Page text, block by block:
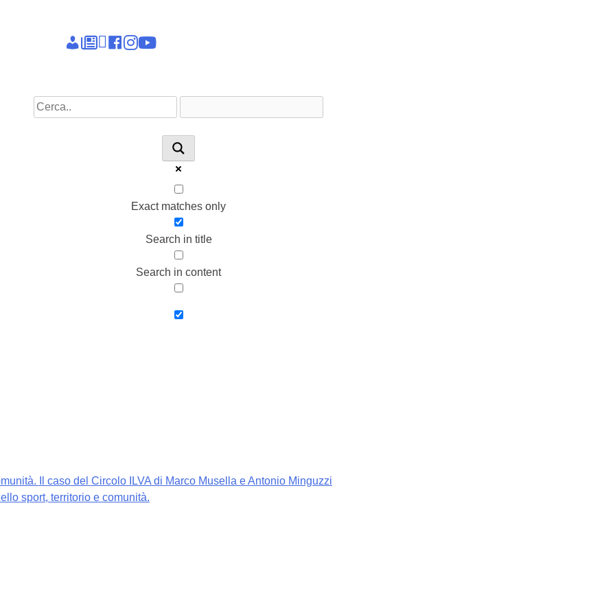
Epieikeia
Dettagli
News
Linkedin
facebook
instagram
youtube
Exact matches only
Search in title
Search in content
sport, territorio e comunità.